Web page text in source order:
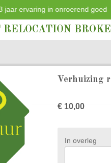
RELOCATION
jaar ervaring in onroerend goed
Verhuizing
€ 10,00
In overleg